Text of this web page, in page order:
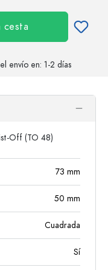
cesta
envío en: 1-2 días
Off (TO 48)
73 mm
50 mm
Cuadrada
Sí